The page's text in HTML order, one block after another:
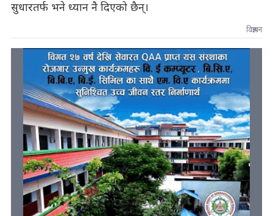
सुधारतर्फ भने ध्यान नै दिएको छैन्।
विज्ञापन